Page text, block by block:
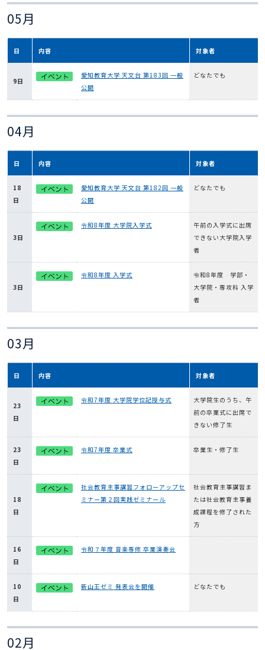
05月
日 内容 対象者
9日
愛知教育大学 天文台 第183回 一般
公開
どなたでも
04月
日 内容 対象者
18
日
愛知教育大学 天文台 第182回 一般
公開
どなたでも
3日
令和8年度 大学院入学式
午前の入学式に出席
できない大学院入学
者
3日
令和8年度 入学式
令和8年度 学部・
大学院・専攻科 入学
者
03月
日 内容 対象者
23
日
令和7年度 大学院学位記授与式
大学院生のうち、午
前の卒業式に出席で
きない修了生
23
日
令和7年度 卒業式 卒業生・修了生
18
日
社会教育主事講習フォローアップセ
ミナー第２回実践ゼミナール
社会教育主事講習ま
たは社会教育主事養
成課程を修了された
方
16
日
令和７年度 音楽専修 卒業演奏会
10
日
新山王ゼミ 発表会を開催 どなたでも
02月